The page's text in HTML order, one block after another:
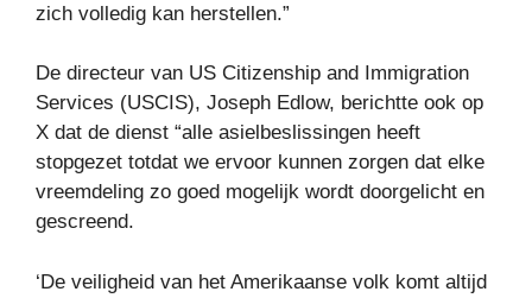
zich volledig kan herstellen.”
De directeur van US Citizenship and Immigration
Services (USCIS), Joseph Edlow, berichtte ook op
X dat de dienst “alle asielbeslissingen heeft
stopgezet totdat we ervoor kunnen zorgen dat elke
vreemdeling zo goed mogelijk wordt doorgelicht en
gescreend.
‘De veiligheid van het Amerikaanse volk komt altijd